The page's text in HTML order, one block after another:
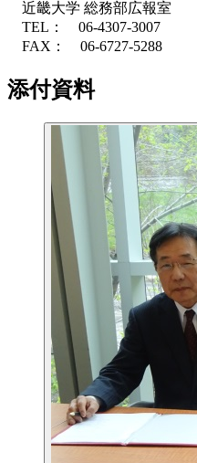
近畿大学 総務部広報室
TEL： 06-4307-3007
FAX： 06-6727-5288
添付資料